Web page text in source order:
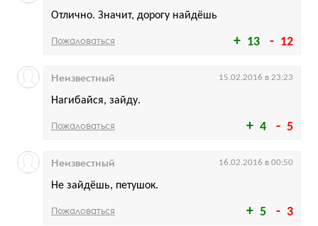
13 12
Отлично. Значит, дорогу найдёшь
Пожаловаться
4 5
Нагибайся, зайду.
Неизвестный 15.02.2016 в 23:23
Пожаловаться
5 3
Не зайдёшь, петушок.
Неизвестный 16.02.2016 в 00:50
Пожаловаться